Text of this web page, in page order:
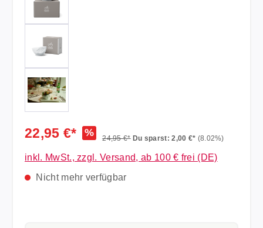
22,95 €* % 24,95 €* Du sparst: 2,00 €* (8.02%)
inkl. MwSt., zzgl. Versand, ab 100 € frei (DE)
Nicht mehr verfügbar